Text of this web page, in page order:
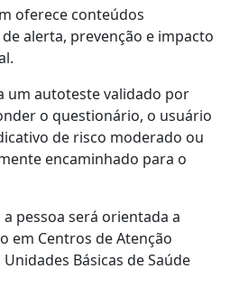
oferece conteúdos
alerta, prevenção e impacto
um autoteste validado por
o questionário, o usuário
de risco moderado ou
encaminhado para o
pessoa será orientada a
em Centros de Atenção
Básicas de Saúde